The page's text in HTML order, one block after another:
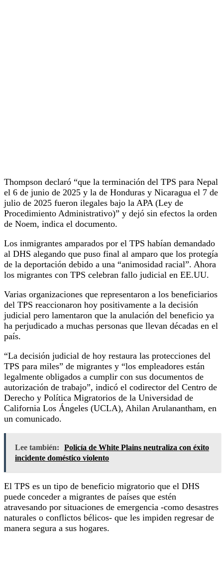
Thompson declaró “que la terminación del TPS para Nepal
el 6 de junio de 2025 y la de Honduras y Nicaragua el 7 de
julio de 2025 fueron ilegales bajo la APA (Ley de
Procedimiento Administrativo)” y dejó sin efectos la orden
de Noem, indica el documento.
Los inmigrantes amparados por el TPS habían demandado
al DHS alegando que puso final al amparo que los protegía
de la deportación debido a una “animosidad racial”. Ahora
los migrantes con TPS celebran fallo judicial en EE.UU.
Varias organizaciones que representaron a los beneficiarios
del TPS reaccionaron hoy positivamente a la decisión
judicial pero lamentaron que la anulación del beneficio ya
ha perjudicado a muchas personas que llevan décadas en el
país.
“La decisión judicial de hoy restaura las protecciones del
TPS para miles” de migrantes y “los empleadores están
legalmente obligados a cumplir con sus documentos de
autorización de trabajo”, indicó el codirector del Centro de
Derecho y Política Migratorios de la Universidad de
California Los Ángeles (UCLA), Ahilan Arulanantham, en
un comunicado.
Lee también:
Policía de White Plains neutraliza con éxito
incidente doméstico violento
El TPS es un tipo de beneficio migratorio que el DHS
puede conceder a migrantes de países que estén
atravesando por situaciones de emergencia -como desastres
naturales o conflictos bélicos- que les impiden regresar de
manera segura a sus hogares.